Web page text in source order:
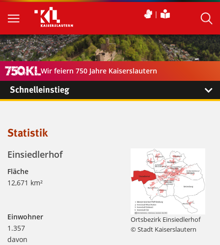
Wir feiern 750 Jahre Kaiserslautern
Schnelleinstieg
Statistik
Ortsbezirk Einsiedlerhof
© Stadt Kaiserslautern
Einsiedlerhof
Fläche
12,671 km²
Einwohner
1.357
davon